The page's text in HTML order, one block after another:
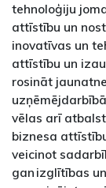
tehnoloģiju
attīstību un
inovatīvas un
attīstību un
rosināt
vēlas arī
biznesa
veicinot
gan izglītības